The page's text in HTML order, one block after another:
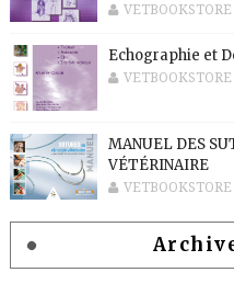
VETBOOKSTORE
Echographie et
VETBOOKSTORE
MANUEL DES
VÉTÉRINAIRE
VETBOOKSTORE